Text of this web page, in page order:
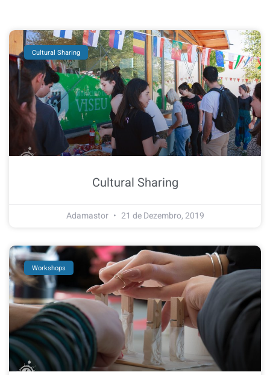
Cultural Sharing
Cultural Sharing
Adamastor 21 de Dezembro, 2019
Workshops